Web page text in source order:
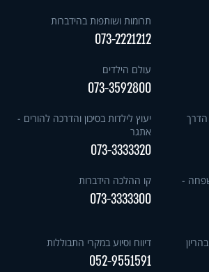
תרומות ושותפות בהידברות
073-2221212
עולם הילדים
073-3592800
הדרך
יעוץ לילדות בסיכון והדרכה להורים -
אתגר
073-3333320
-
קו ההלכה הידברות
073-3333300
דיווח וסיוע במקרי התבוללות
052-9551591